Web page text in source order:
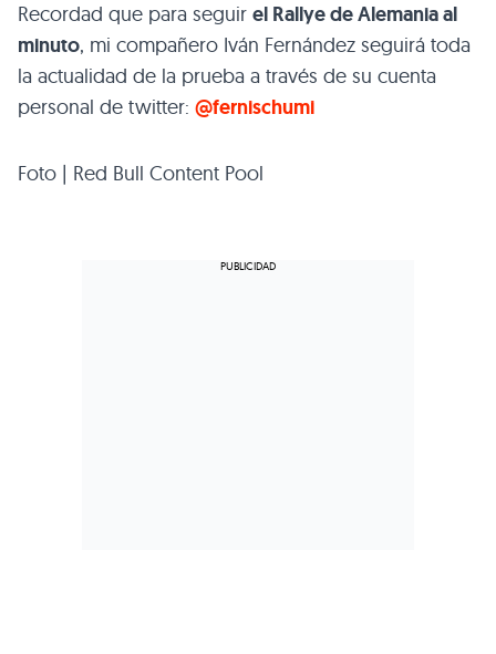
Recordad que para seguir el Rallye de Alemania al
minuto, mi compañero Iván Fernández seguirá toda
la actualidad de la prueba a través de su cuenta
personal de twitter: @fernischumi
Foto | Red Bull Content Pool